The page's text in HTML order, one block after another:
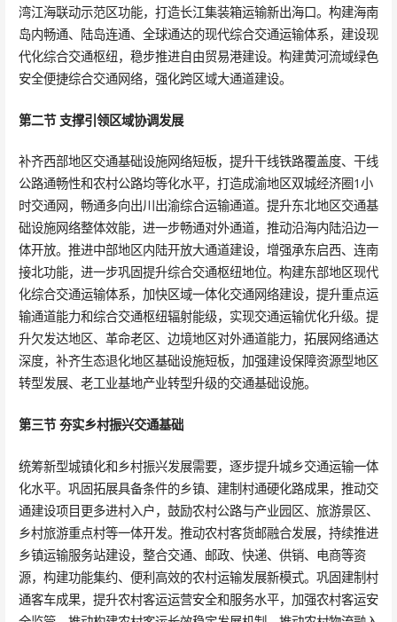
湾江海联动示范区功能，打造长江集装箱运输新出海口。构建海南
岛内畅通、陆岛连通、全球通达的现代综合交通运输体系，建设现
代化综合交通枢纽，稳步推进自由贸易港建设。构建黄河流域绿色
安全便捷综合交通网络，强化跨区域大通道建设。
第二节 支撑引领区域协调发展
补齐西部地区交通基础设施网络短板，提升干线铁路覆盖度、干线
公路通畅性和农村公路均等化水平，打造成渝地区双城经济圈1小
时交通网，畅通多向出川出渝综合运输通道。提升东北地区交通基
础设施网络整体效能，进一步畅通对外通道，推动沿海内陆沿边一
体开放。推进中部地区内陆开放大通道建设，增强承东启西、连南
接北功能，进一步巩固提升综合交通枢纽地位。构建东部地区现代
化综合交通运输体系，加快区域一体化交通网络建设，提升重点运
输通道能力和综合交通枢纽辐射能级，实现交通运输优化升级。提
升欠发达地区、革命老区、边境地区对外通道能力，拓展网络通达
深度，补齐生态退化地区基础设施短板，加强建设保障资源型地区
转型发展、老工业基地产业转型升级的交通基础设施。
第三节 夯实乡村振兴交通基础
统筹新型城镇化和乡村振兴发展需要，逐步提升城乡交通运输一体
化水平。巩固拓展具备条件的乡镇、建制村通硬化路成果，推动交
通建设项目更多进村入户，鼓励农村公路与产业园区、旅游景区、
乡村旅游重点村等一体开发。推动农村客货邮融合发展，持续推进
乡镇运输服务站建设，整合交通、邮政、快递、供销、电商等资
源，构建功能集约、便利高效的农村运输发展新模式。巩固建制村
通客车成果，提升农村客运运营安全和服务水平，加强农村客运安